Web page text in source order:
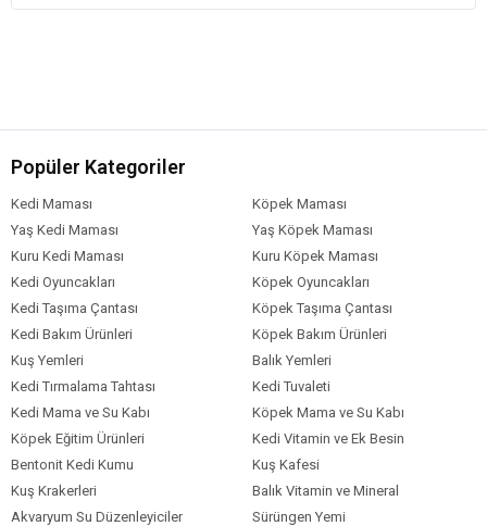
Aspur
Nijer
Keten tohumu
Kenevir
Vitamin
Mineraller
Popüler Kategoriler
Kedi Maması
Köpek Maması
Yaş Kedi Maması
Yaş Köpek Maması
Kuru Kedi Maması
Kuru Köpek Maması
Kedi Oyuncakları
Köpek Oyuncakları
Kedi Taşıma Çantası
Köpek Taşıma Çantası
Kedi Bakım Ürünleri
Köpek Bakım Ürünleri
Kuş Yemleri
Balık Yemleri
Kedi Tırmalama Tahtası
Kedi Tuvaleti
Kedi Mama ve Su Kabı
Köpek Mama ve Su Kabı
Köpek Eğitim Ürünleri
Kedi Vitamin ve Ek Besin
Bentonit Kedi Kumu
Kuş Kafesi
Kuş Krakerleri
Balık Vitamin ve Mineral
Akvaryum Su Düzenleyiciler
Sürüngen Yemi